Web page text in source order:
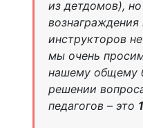
из детдомов),
инструкторов
мы очень
нашему общему
решении
педагогов – это